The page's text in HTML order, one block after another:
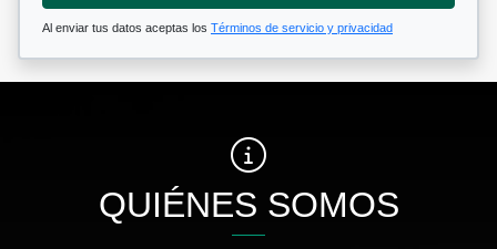
Al enviar tus datos aceptas los Términos de servicio y privacidad
QUIÉNES SOMOS